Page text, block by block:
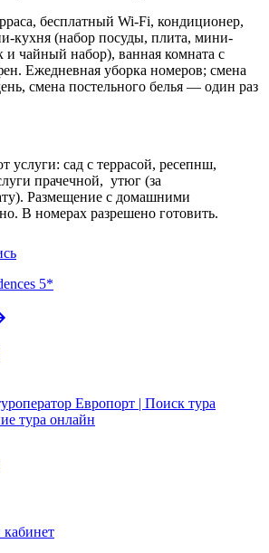
бесплатный Wi-Fi, кондиционер,
кухня (набор посуды, плита, мини-
и чайный набор), ванная комната с
Ежедневная уборка номеров; смена
смена постельного белья — один раз
услуги: сад с террасой, ресепнш,
прачечной, утюг (за
Размещение с домашними
В номерах разрешено готовить.
5*